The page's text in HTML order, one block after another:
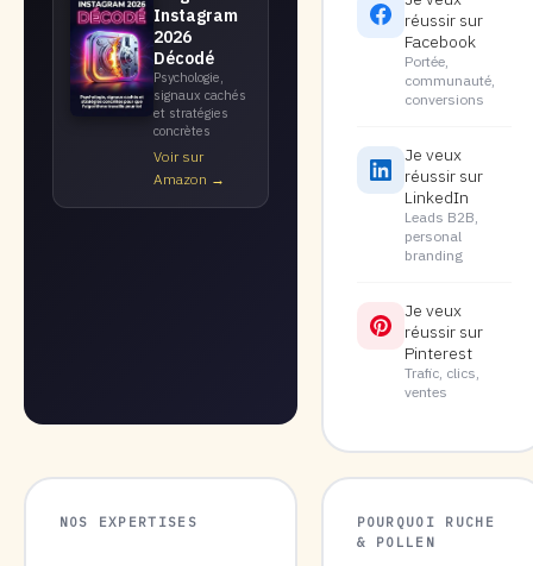
Instagram
2026
Décodé
Psychologie,
signaux cachés
et stratégies
concrètes
Voir sur
Amazon →
réussir sur
Facebook
Portée,
communauté,
conversions
Je veux
réussir sur
LinkedIn
Leads B2B,
personal
branding
Je veux
réussir sur
Pinterest
Trafic, clics,
ventes
NOS EXPERTISES
POURQUOI RUCHE
& POLLEN